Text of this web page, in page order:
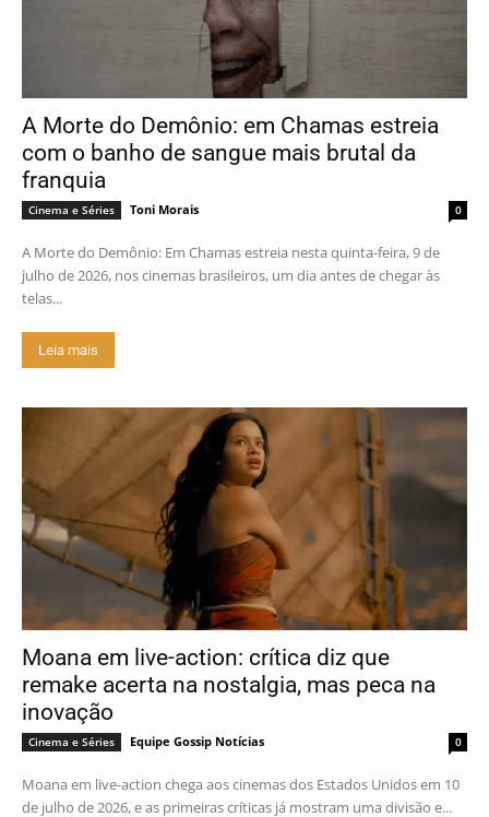
A Morte do Demônio: em Chamas estreia
com o banho de sangue mais brutal da
franquia
Cinema e Séries Toni Morais 0
A Morte do Demônio: Em Chamas estreia nesta quinta-feira, 9 de
julho de 2026, nos cinemas brasileiros, um dia antes de chegar às
telas...
Leia mais
Moana em live-action: crítica diz que
remake acerta na nostalgia, mas peca na
inovação
Cinema e Séries Equipe Gossip Notícias 0
Moana em live-action chega aos cinemas dos Estados Unidos em 10
de julho de 2026, e as primeiras críticas já mostram uma divisão e...